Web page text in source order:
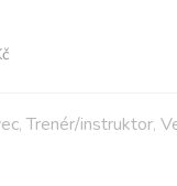
, Trenér/instruktor,